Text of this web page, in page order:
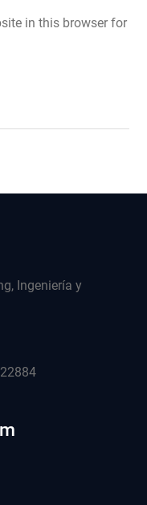
in this browser for
Ingeniería y